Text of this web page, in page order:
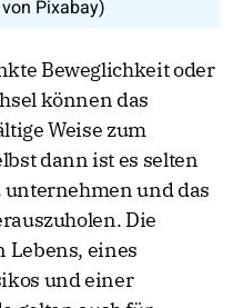
Pixabay)
Beweglichkeit oder
können das
Weise zum
dann ist es selten
unternehmen und das
Die
Lebens, eines
und einer